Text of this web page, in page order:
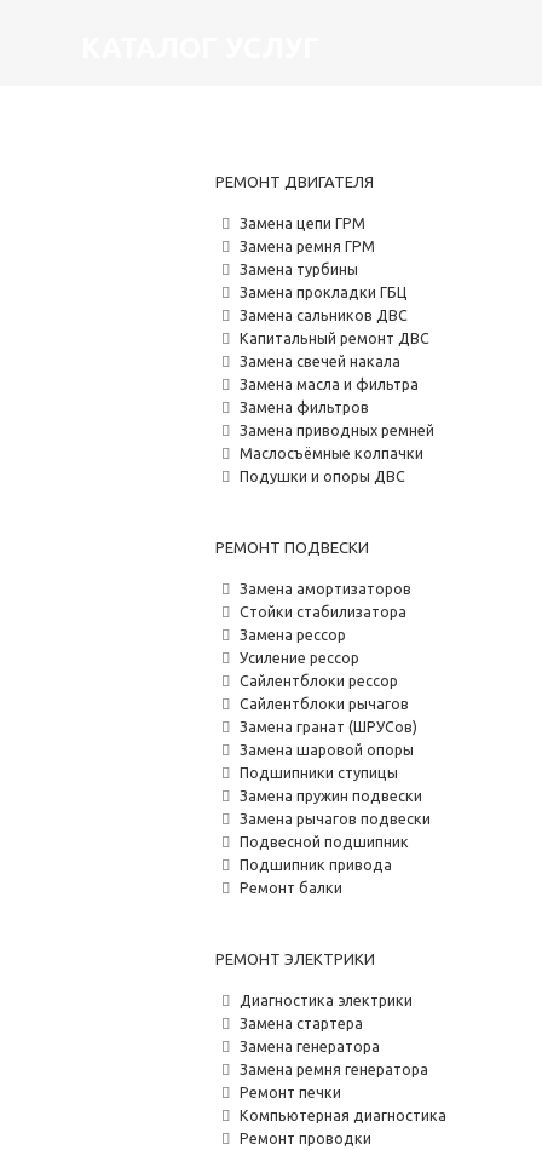
РЕМОНТ ДВИГАТЕЛЯ
Замена цепи ГРМ
Замена ремня ГРМ
Замена турбины
Замена прокладки ГБЦ
Замена сальников ДВС
Капитальный ремонт ДВС
Замена свечей накала
Замена масла и фильтра
Замена фильтров
Замена приводных ремней
Маслосъёмные колпачки
Подушки и опоры ДВС
РЕМОНТ ПОДВЕСКИ
Замена амортизаторов
Стойки стабилизатора
Замена рессор
Усиление рессор
Сайлентблоки рессор
Сайлентблоки рычагов
Замена гранат (ШРУСов)
Замена шаровой опоры
Подшипники ступицы
Замена пружин подвески
Замена рычагов подвески
Подвесной подшипник
Подшипник привода
Ремонт балки
РЕМОНТ ЭЛЕКТРИКИ
Диагностика электрики
Замена стартера
Замена генератора
Замена ремня генератора
Ремонт печки
Компьютерная диагностика
Ремонт проводки